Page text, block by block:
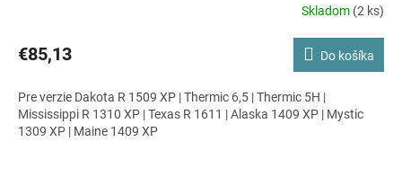
Skladom (2 ks)
€85,13 Do košíka
Pre verzie Dakota R 1509 XP | Thermic 6,5 | Thermic 5H |
Mississippi R 1310 XP | Texas R 1611 | Alaska 1409 XP | Mystic
1309 XP | Maine 1409 XP